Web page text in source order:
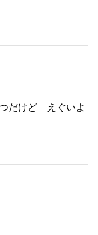
だけど えぐいよ